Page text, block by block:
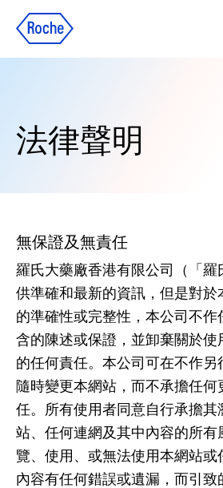
法律聲明
無保證及無責任
羅氏大藥廠香港有限公司（「羅
供準確和最新的資訊，但是對於
的準確性或完整性，本公司不作
含的陳述或保證，並卸棄關於使
的任何責任。本公司可在不作另
隨時變更本網站，而不承擔任何
任。所有使用者同意自行承擔其
站、任何連網及其中內容的所有
覽、使用、或無法使用本網站或
內容有任何錯誤或遺漏，而引致